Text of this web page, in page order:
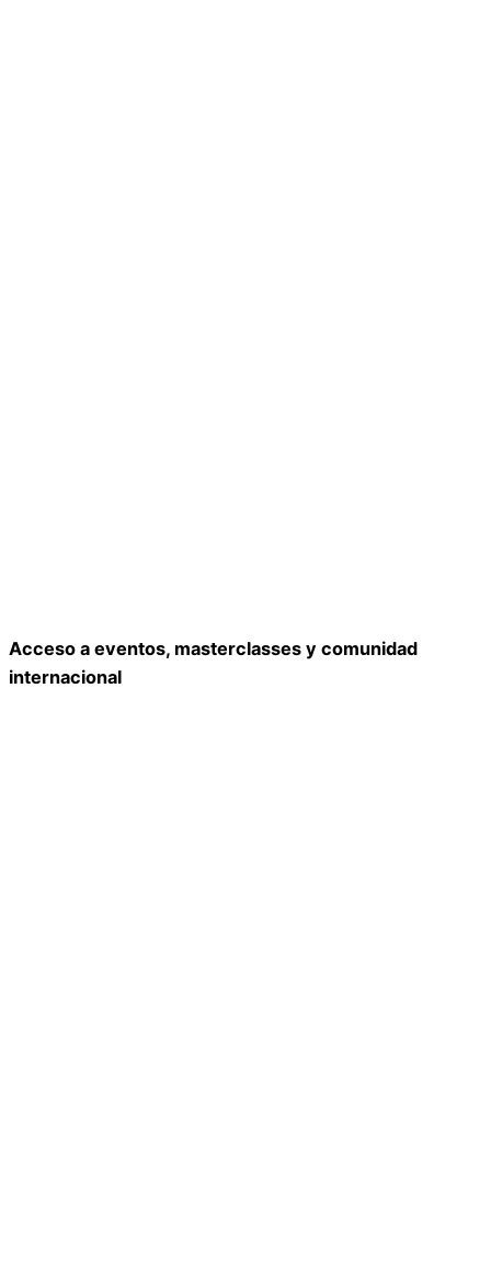
Acceso a eventos, masterclasses y comunidad
internacional